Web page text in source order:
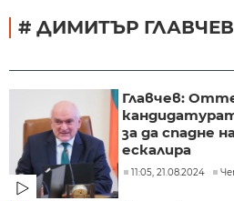
# ДИМИТЪР ГЛАВЧЕВ
Главчев:
за да спадне
ескалира
11:05, 21.08.2024